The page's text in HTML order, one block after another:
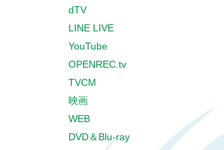
dTV
LINE LIVE
YouTube
OPENREC.tv
TVCM
映画
WEB
DVD＆Blu-ray